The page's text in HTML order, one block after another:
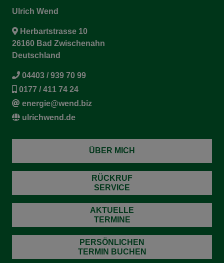
Ulrich Wend
Herbartstrasse 10
26160 Bad Zwischenahn
Deutschland
04403 / 939 70 99
0177 / 411 74 24
energie@wend.biz
ulrichwend.de
ÜBER MICH
RÜCKRUF
SERVICE
AKTUELLE
TERMINE
PERSÖNLICHEN
TERMIN BUCHEN